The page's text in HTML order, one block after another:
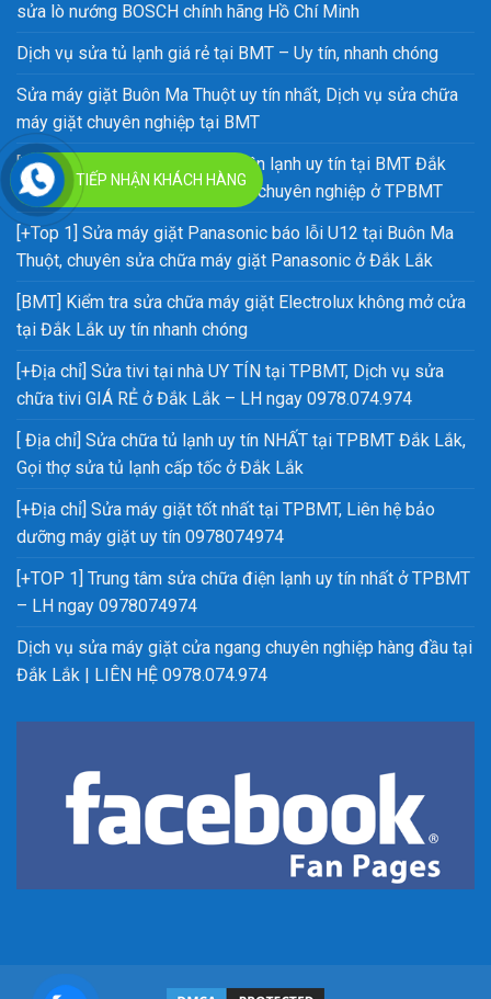
sửa lò nướng BOSCH chính hãng Hồ Chí Minh
Dịch vụ sửa tủ lạnh giá rẻ tại BMT – Uy tín, nhanh chóng
Sửa máy giặt Buôn Ma Thuột uy tín nhất, Dịch vụ sửa chữa
máy giặt chuyên nghiệp tại BMT
[TOP 1] Trung tâm sửa chữa điện lạnh uy tín tại BMT Đắk
Lắk, Sửa chữa điện lạnh tại nhà chuyên nghiệp ở TPBMT
[+Top 1] Sửa máy giặt Panasonic báo lỗi U12 tại Buôn Ma
Thuột, chuyên sửa chữa máy giặt Panasonic ở Đắk Lắk
[BMT] Kiểm tra sửa chữa máy giặt Electrolux không mở cửa
tại Đắk Lắk uy tín nhanh chóng
[+Địa chỉ] Sửa tivi tại nhà UY TÍN tại TPBMT, Dịch vụ sửa
chữa tivi GIÁ RẺ ở Đắk Lắk – LH ngay 0978.074.974
[ Địa chỉ] Sửa chữa tủ lạnh uy tín NHẤT tại TPBMT Đắk Lắk,
Gọi thợ sửa tủ lạnh cấp tốc ở Đắk Lắk
[+Địa chỉ] Sửa máy giặt tốt nhất tại TPBMT, Liên hệ bảo
dưỡng máy giặt uy tín 0978074974
[+TOP 1] Trung tâm sửa chữa điện lạnh uy tín nhất ở TPBMT
– LH ngay 0978074974
Dịch vụ sửa máy giặt cửa ngang chuyên nghiệp hàng đầu tại
Đắk Lắk | LIÊN HỆ 0978.074.974
TIẾP NHẬN KHÁCH HÀNG